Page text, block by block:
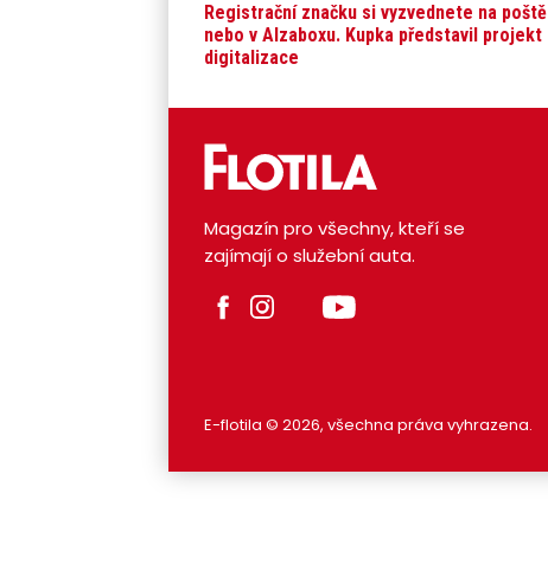
Registrační značku si vyzvednete na poště
nebo v Alzaboxu. Kupka představil projekt
digitalizace
Magazín pro všechny, kteří se
zajímají o služební auta.
E-flotila © 2026, všechna práva vyhrazena.